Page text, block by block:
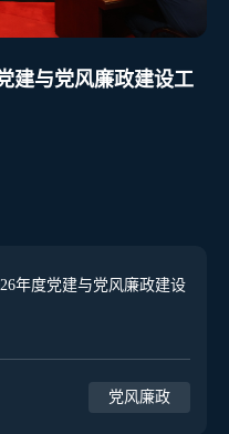
建与党风廉政建设工
年度党建与党风廉政建设
党风廉政